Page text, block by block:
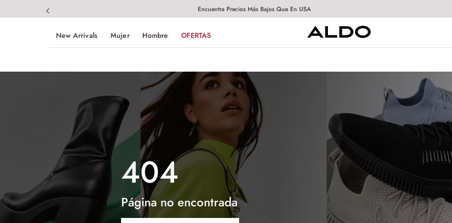
Encuentra Precios Más Bajos Que En USA
New Arrivals Mujer Hombre OFERTAS
404
Página no encontrada